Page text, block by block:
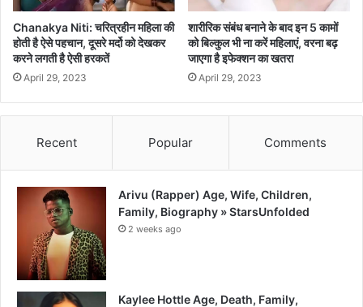
Chanakya Niti: चरित्रहीन महिला की
होती है ऐसे पहचान, दूसरे मर्दो को देखकर
करने लगती है ऐसी हरकतें
April 29, 2023
शारीरिक संबंध बनाने के बाद इन 5 कामों
को बिल्कुल भी ना करें महिलाएं, वरना बढ़
जाएगा है इफेक्शन का खतरा
April 29, 2023
Recent Popular Comments
Arivu (Rapper) Age, Wife, Children,
Family, Biography » StarsUnfolded
2 weeks ago
Kaylee Hottle Age, Death, Family,